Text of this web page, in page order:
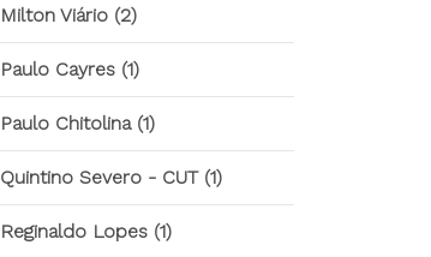
Milton Viário (2)
Paulo Cayres (1)
Paulo Chitolina (1)
Quintino Severo - CUT (1)
Reginaldo Lopes (1)